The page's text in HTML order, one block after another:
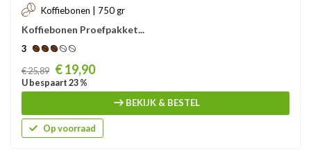
Koffiebonen | 750 gr
Koffiebonen Proefpakket...
3
Prijs
€ 25,89 € 19,90
U bespaart 23 %
BEKIJK & BESTEL
Op voorraad